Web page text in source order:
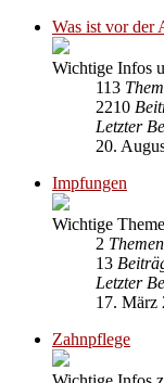
Was ist vor der
Wichtige Infos
113
2210
Letzter
20.
Impfungen
Wichtige
2 Themen
13
Letzter
17. März
Zahnpflege